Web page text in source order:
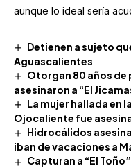
aunque lo ideal sería
Detienen a sujeto
Aguascalientes
Otorgan 80 años de
asesinaron a “El
La mujer hallada en
Ojocaliente fue
Hidrocálidos
iban de vacaciones a
Capturan a “El